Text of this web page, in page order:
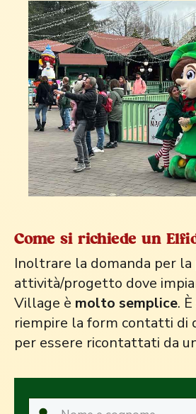
Come si richiede un
Inoltrare la domanda per la
attività/progetto dove
Village è molto semplice.
riempire la form contatti di
per essere ricontattati da